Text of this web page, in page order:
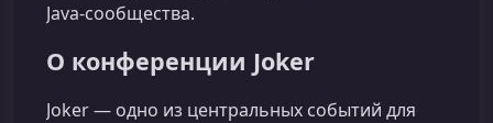
Java‑сообщества.
О конференции Joker
Joker — одно из центральных событий для